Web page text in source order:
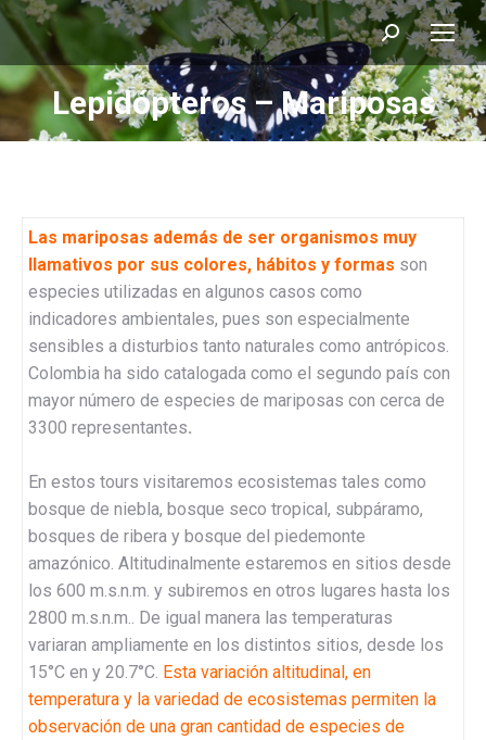
Buscar:
Lepidópteros – Mariposas
Estás aquí:
Las mariposas además de ser organismos muy
llamativos por sus colores, hábitos y formas son
especies utilizadas en algunos casos como
indicadores ambientales, pues son especialmente
sensibles a disturbios tanto naturales como antrópicos.
Colombia ha sido catalogada como el segundo país con
mayor número de especies de mariposas con cerca de
3300 representantes.
En estos tours visitaremos ecosistemas tales como
bosque de niebla, bosque seco tropical, subpáramo,
bosques de ribera y bosque del piedemonte
amazónico. Altitudinalmente estaremos en sitios desde
los 600 m.s.n.m. y subiremos en otros lugares hasta los
2800 m.s.n.m.. De igual manera las temperaturas
variaran ampliamente en los distintos sitios, desde los
15°C en y 20.7°C. Esta variación altitudinal, en
temperatura y la variedad de ecosistemas permiten la
observación de una gran cantidad de especies de